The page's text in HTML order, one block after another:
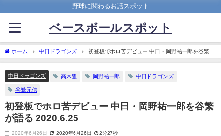
野球に関わるお話スポット
ベースボールスポット
ホーム 中日ドラゴンズ
初登板でホロ苦デビュー 中日・岡野祐一郎を谷繁が
語る 2020.6.25
中日ドラゴンズ 高木豊 岡野祐一郎 中日ドラゴンズ
谷繁元信
初登板でホロ苦デビュー 中日・岡野祐一郎を谷繁
が語る 2020.6.25
2020年6月26日 2020年6月26日 2分27秒